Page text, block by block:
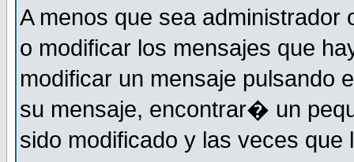
A menos que sea administrador
o modificar los mensajes que
modificar un mensaje pulsando
su mensaje, encontrar� un
sido modificado y las veces